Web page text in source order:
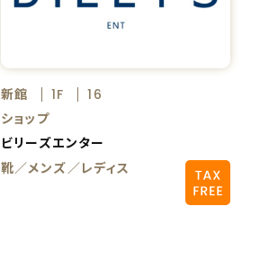
新館 1F
16
ショップ
ビリーズエンター
靴／メンズ／レディス